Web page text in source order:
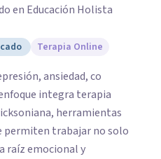
en Educación Holista
Terapia Online
ansiedad, co
herramientas
permiten trabajar no solo
raíz emocional y